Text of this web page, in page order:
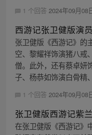
1 个回答 2024年09月08
西游记张卫健版演
张卫健版《西游记》的
空、黎耀祥饰演猪八戒
僧。此外，还有蔡卓妍
子、杨恭如饰演白骨精
1 个回答 2024年09月08
张卫健版西游记紫
在张卫健版《西游记》